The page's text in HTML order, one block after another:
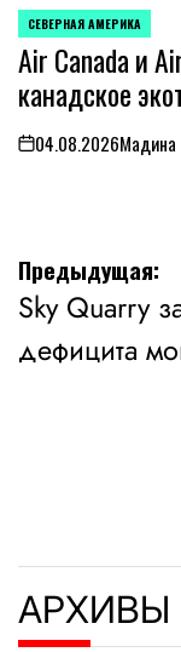
ОПУБЛИКОВАНО
В
СЕВЕРНАЯ АМЕРИКА
Air Canada и
канадское
on04.08.2026Мадина
Навигация
по
записям
Предыдущая:
Sky Quarry
дефицита
АРХИВЫ